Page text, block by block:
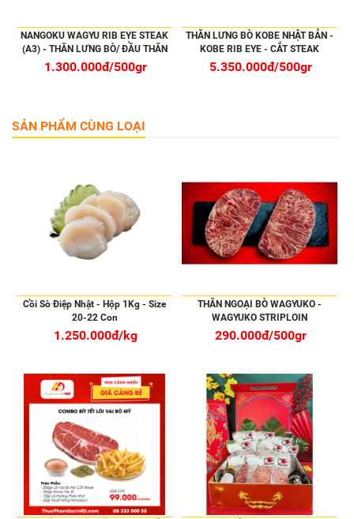
NANGOKU WAGYU RIB EYE STEAK
(A3) - THĂN LƯNG BÒ/ ĐẦU THĂN
NGOẠI
1.300.000đ/500gr
THĂN LƯNG BÒ KOBE NHẬT BẢN -
KOBE RIB EYE - CẮT STEAK
5.350.000đ/500gr
SẢN PHẨM CÙNG LOẠI
Cồi Sò Điệp Nhật - Hộp 1Kg - Size
20-22 Con
1.250.000đ/kg
THĂN NGOẠI BÒ WAGYUKO -
WAGYUKO STRIPLOIN
290.000đ/500gr